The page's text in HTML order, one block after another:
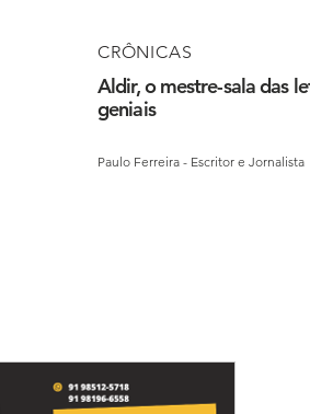
CRÔNICAS
Aldir, o mestre-sala das
geniais
Paulo Ferreira - Escritor e Jornalista